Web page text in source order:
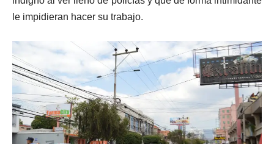
le impidieran hacer su trabajo.